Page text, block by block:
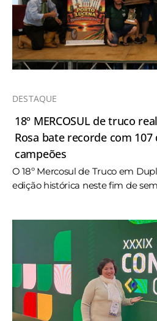
DESTAQUE
18º MERCOSUL de truco
Rosa bate recorde com
campeões
O 18º Mercosul de Truco em
edição histórica neste fim de